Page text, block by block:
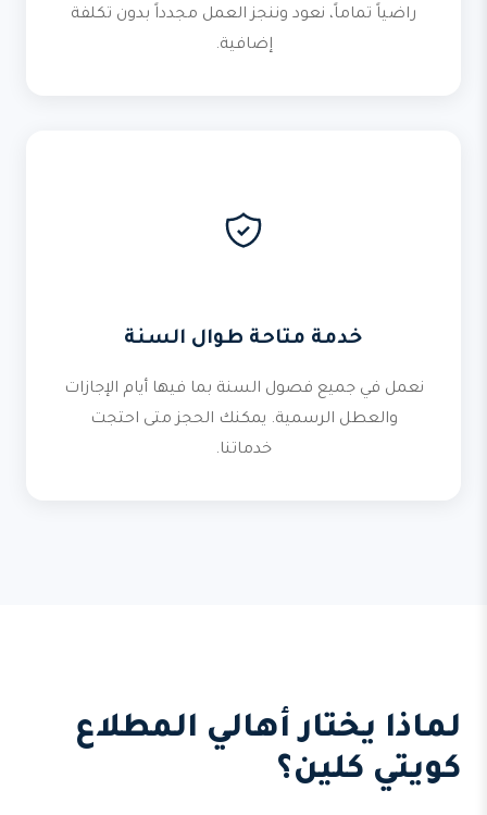
راضياً تماماً، نعود وننجز العمل مجدداً بدون تكلفة
إضافية.
خدمة متاحة طوال السنة
نعمل في جميع فصول السنة بما فيها أيام الإجازات
والعطل الرسمية. يمكنك الحجز متى احتجت
خدماتنا.
لماذا يختار أهالي المطلاع
كويتي كلين؟